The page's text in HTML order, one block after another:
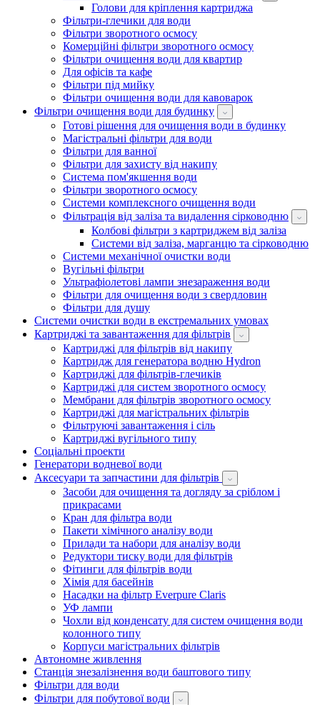
Голови для кріплення картриджа
Фільтри-глечики для води
Фільтри зворотного осмосу
Комерційні фільтри зворотного осмосу
Фільтри очищення води для квартир
Для офісів та кафе
Фільтри під мийку
Фільтри очищення води для кавоварок
Фільтри очищення води для будинку
Готові рішення для очищення води в будинку
Магістральні фільтри для води
Фільтри для ванної
Фільтри для захисту від накипу
Система пом'якшення води
Фільтри зворотного осмосу
Системи комплексного очищення води
Фільтрація від заліза та видалення сірководню
Колбові фільтри з картриджем від заліза
Системи від заліза, марганцю та сірководню
Системи механічної очистки води
Вугільні фільтри
Ультрафіолетові лампи знезараження води
Фільтри для очищення води з свердловин
Фільтри для душу
Системи очистки води в екстремальних умовах
Картриджі та завантаження для фільтрів
Картриджі для фільтрів від накипу
Картридж для генератора водню Hydron
Картриджі для фільтрів-глечиків
Картриджі для систем зворотного осмосу
Мембрани для фільтрів зворотного осмосу
Картриджі для магістральних фільтрів
Фільтруючі завантаження і сіль
Картриджі вугільного типу
Соціальні проекти
Генератори водневої води
Аксесуари та запчастини для фільтрів
Засоби для очищення та догляду за сріблом і
прикрасами
Кран для фільтра води
Пакети хімічного аналізу води
Прилади та набори для аналізу води
Редуктори тиску води для фільтрів
Фітинги для фільтрів води
Хімія для басейнів
Насадки на фільтр Everpure Claris
УФ лампи
Чохли від конденсату для систем очищення води
колонного типу
Корпуси магістральних фільтрів
Автономне живлення
Станція знезалізнення води баштового типу
Фільтри для води
Фільтри для побутової води